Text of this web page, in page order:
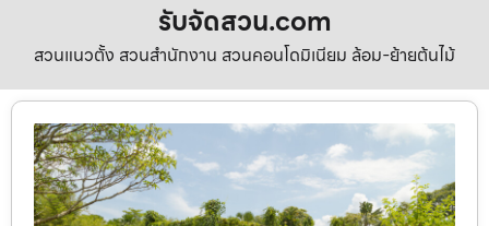
รับจัดสวน.com
สวนแนวตั้ง สวนสำนักงาน สวนคอนโดมิเนียม ล้อม-ย้ายต้นไม้